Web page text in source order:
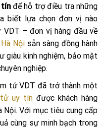
tínđể hỗ trợ điều tra những
biết lựa chọn đơn vị nào
– đơn vị hàng đầu về
Nộisẵn sàng đồng hành
giàu kinh nghiệm, bảo mật
nghiệp.
tử VDT đã trở thành một
tử uy tín được khách hàng
Với mục tiêu cung cấp
cùng sự minh bạch trong